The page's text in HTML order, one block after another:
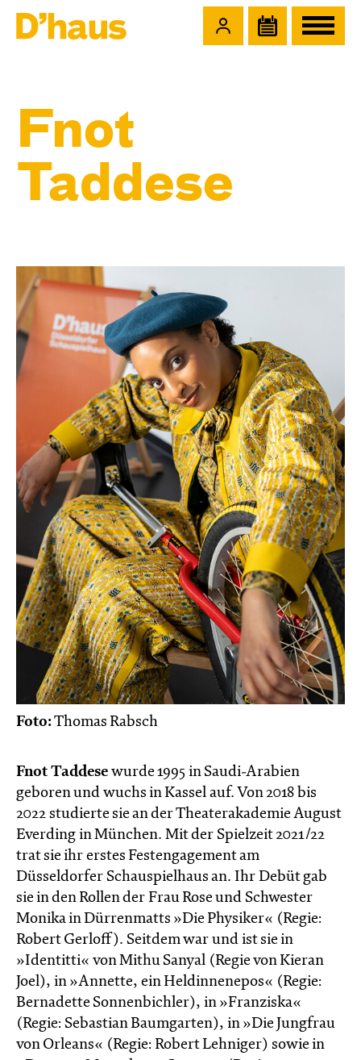
Fnot
Taddese
Foto:Thomas Rabsch
Fnot Taddese wurde 1995 in Saudi-Arabien
geboren und wuchs in Kassel auf. Von 2018 bis
2022 studierte sie an der Theaterakademie August
Everding in München. Mit der Spielzeit 2021/22
trat sie ihr erstes Festengagement am
Düsseldorfer Schauspielhaus an. Ihr Debüt gab
sie in den Rollen der Frau Rose und Schwester
Monika in Dürrenmatts »Die Physiker« (Regie:
Robert Gerloff).​ Seitdem war und ist sie in
»Identitti« von Mithu Sanyal (Regie von Kieran
Joel), in »Annette, ein Heldinnenepos« (Regie:
Bernadette Sonnenbichler), in »Franziska«
(Regie: Sebastian Baumgarten), in »Die Jungfrau
von Orleans« (Regie: Robert Lehniger) sowie in